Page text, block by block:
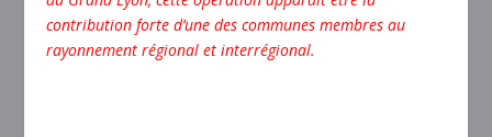
contribution forte d’une des communes membres au
rayonnement régional et interrégional.